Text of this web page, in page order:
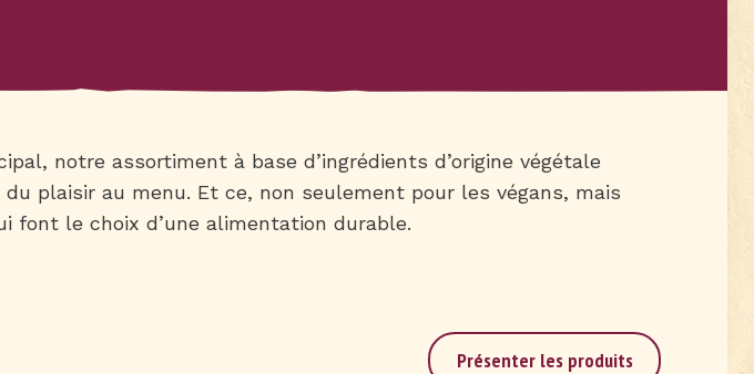
notre assortiment à base d’ingrédients d’origine végétale
plaisir au menu. Et ce, non seulement pour les végans, mais
font le choix d’une alimentation durable.
Présenter les produits